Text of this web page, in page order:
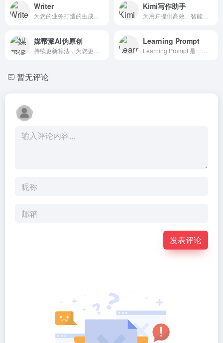
Writer Kimi写作助手
媒帮派AI伪原创 Learning Prompt
暂无评论
发表评论